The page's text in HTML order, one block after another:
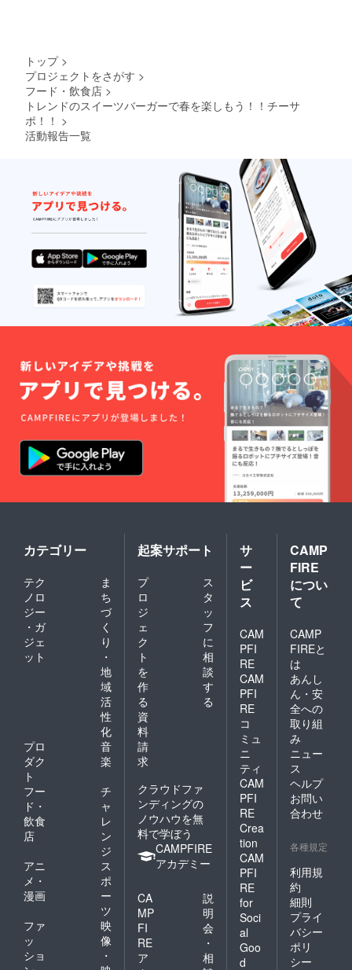
ひご賞
トップ >
プロジェクトをさがす >
フード・飲食店 >
トレンドのスイーツバーガーで春を楽しもう！！チーサ
ポ！！ >
活動報告一覧
カテゴリー
テク
ノロ
ジー
・ガ
ジェ
ット
ま
ち
づ
く
り
・
地
域
活
性
化
プロ
ダク
ト
音
楽
フー
ド・
飲食
店
チ
ャ
レ
ン
ジ
アニ
メ・
漫画
ス
ポ
ー
ツ
ファ
ッ
ショ
映
像
・
起案サポート
プ
ロ
ジ
ェ
ク
ト
を
作
る
ス
タ
ッ
フ
に
相
談
す
る
資
料
請
求
クラウドファ
ンディングの
ノウハウを無
料で学ぼう
CAMPFIRE
アカデミー
CA
MP
FI
RE
ア
説
明
会
・
相
サ
ー
ビ
ス
CAM
PFI
RE
CAM
PFI
RE
コ
ミュ
ニ
ティ
CAM
PFI
RE
Crea
tion
CAM
PFI
RE
for
Soci
al
Goo
d
CAMP
FIRE
につい
て
CAMP
FIREと
は
あんし
ん・安
全への
取り組
み
ニュー
ス
ヘルプ
お問い
合わせ
各種規定
利用規
約
細則
プライ
バシー
ポリ
シー